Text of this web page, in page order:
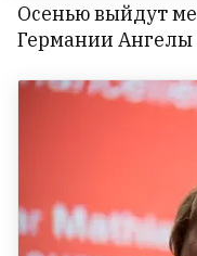
Осенью выйдут
Германии Ангелы